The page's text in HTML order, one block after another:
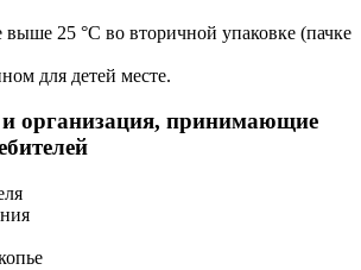
выше 25 °С во вторичной упаковке (пачке
для детей месте.
и организация, принимающие